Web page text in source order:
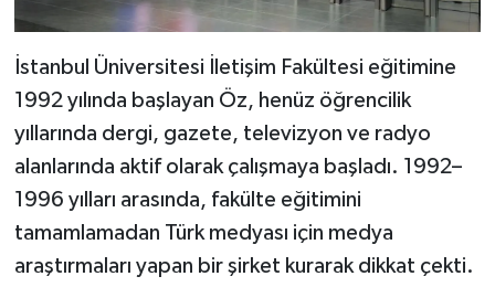
İstanbul Üniversitesi İletişim Fakültesi eğitimine
1992 yılında başlayan Öz, henüz öğrencilik
yıllarında dergi, gazete, televizyon ve radyo
alanlarında aktif olarak çalışmaya başladı. 1992–
1996 yılları arasında, fakülte eğitimini
tamamlamadan Türk medyası için medya
araştırmaları yapan bir şirket kurarak dikkat çekti.